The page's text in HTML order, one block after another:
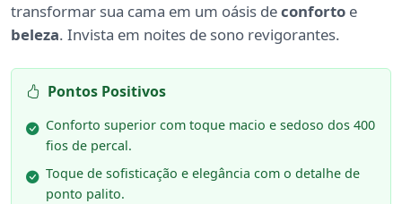
transformar sua cama em um oásis deconforto e
beleza. Invista em noites de sono revigorantes.
Pontos Positivos
Conforto superior com toque macio e sedoso dos 400
fios de percal.
Toque de sofisticação e elegância com o detalhe de
ponto palito.